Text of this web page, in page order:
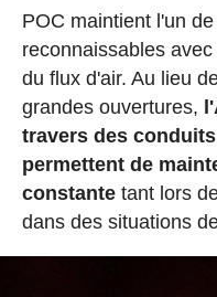
POC maintient l'un
reconnaissables
du flux d'air. Au lieu
grandes ouvertures,
travers des
permettent de
constantetant lors
dans des situations